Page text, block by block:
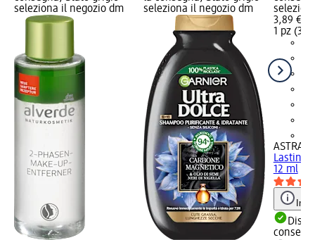
seleziona il negozio dm
seleziona il negozio dm
3,89 €
1 pz
ASTRA
Lasting
12 ml